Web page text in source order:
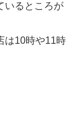
いるところが
は10時や11時